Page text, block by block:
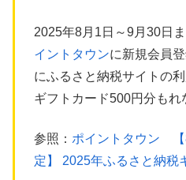
2025年8月1日～9月30日
イントタウンに新規会員
にふるさと納税サイトの
ギフトカード500円分もれ
参照： ポイントタウン 【
定】 2025年ふるさと納税